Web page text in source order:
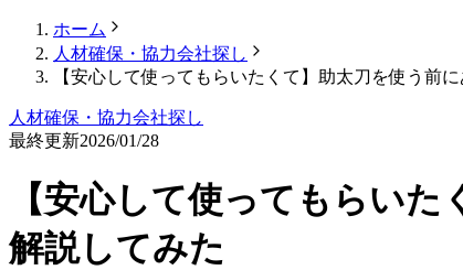
ホーム
人材確保・協力会社探し
【安心して使ってもらいたくて】助太刀を使う前
人材確保・協力会社探し
最終更新2026/01/28
【安心して使ってもらい
解説してみた